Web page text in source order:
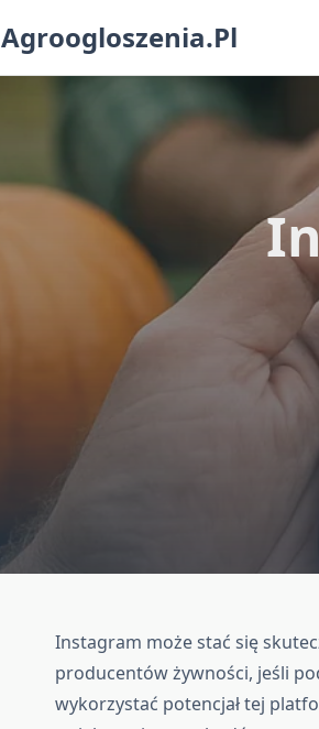
Agroogloszenia.pl
Instagram może stać się
producentów żywności, jeśli
wykorzystać potencjał tej